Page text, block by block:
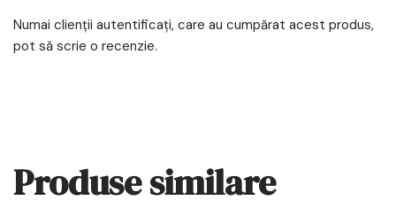
Numai clienții autentificați, care au cumpărat acest produs,
pot să scrie o recenzie.
Produse similare